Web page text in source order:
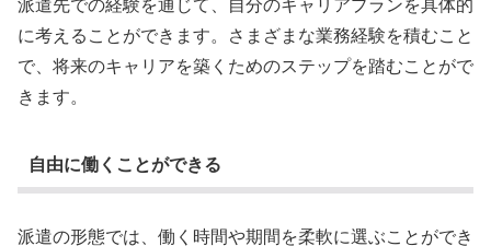
派遣先での経験を通じて、自分のキャリアプランを具体的
に考えることができます。さまざまな業務経験を積むこと
で、将来のキャリアを築くためのステップを踏むことがで
きます。
自由に働くことができる
派遣の形態では、働く時間や期間を柔軟に選ぶことができ